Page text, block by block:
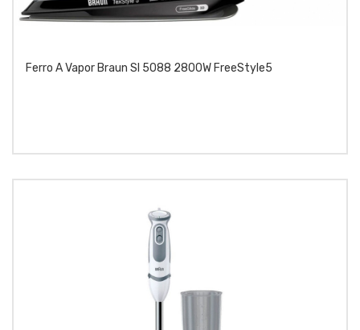
Ferro A Vapor Braun SI 5088 2800W FreeStyle5